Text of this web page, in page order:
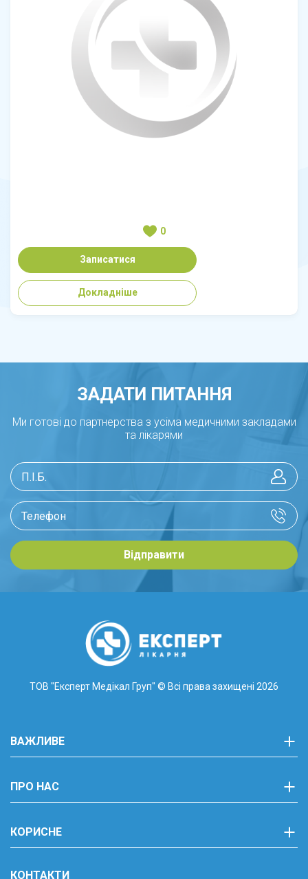
0
Записатися
Докладніше
ЗАДАТИ ПИТАННЯ
Ми готові до партнерства з усіма медичними закладами
та лікарями
Відправити
ТОВ "Експерт Медікал Груп" © Всі права захищені 2026
ВАЖЛИВЕ
ПРО НАС
КОРИСНЕ
КОНТАКТИ